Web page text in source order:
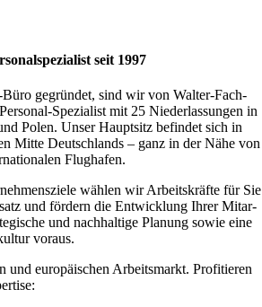
seit 1997
gegründet, sind wir von Walter-Fach-
Spezialist mit 25 Nieder­las­sungen in
Polen. Unser Hauptsitz befindet sich in
Mitte Deutsch­lands – ganz in der Nähe von
Flughafen.
wählen wir Arbeits­kräfte für Sie
und fördern die Entwicklung Ihrer Mitar­
und nachhaltige Planung sowie eine
voraus.
und europäi­schen Arbeits­markt. Profi­tieren